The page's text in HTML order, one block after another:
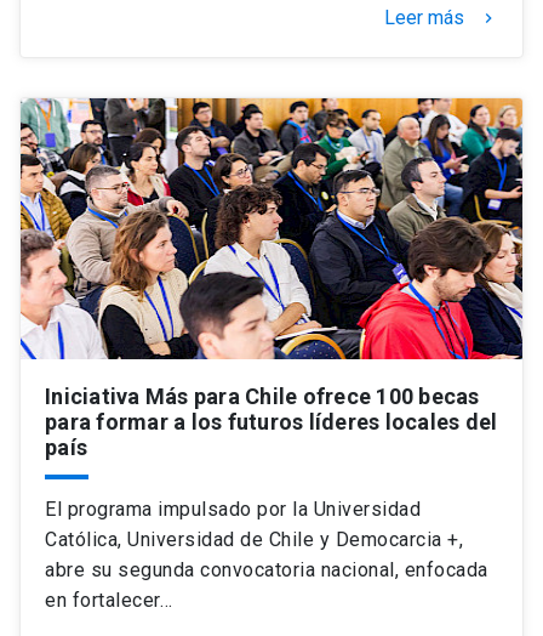
Leer más keyboard_arrow_right
Iniciativa Más para Chile ofrece 100 becas
para formar a los futuros líderes locales del
país
El programa impulsado por la Universidad
Católica, Universidad de Chile y Democarcia +,
abre su segunda convocatoria nacional, enfocada
en fortalecer…